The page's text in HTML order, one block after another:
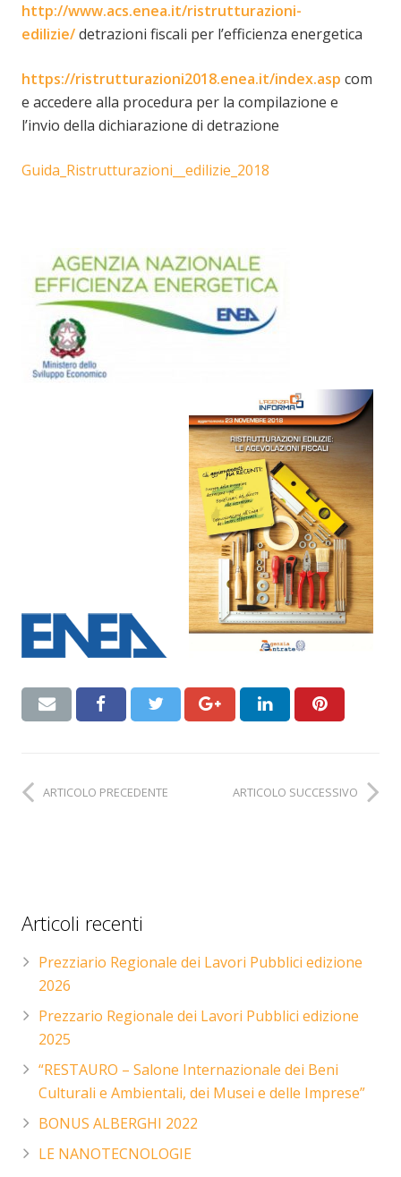
http://www.acs.enea.it/ristrutturazioni-
edilizie/detrazioni fiscali per l’efficienza energetica
https://ristrutturazioni2018.enea.it/index.asp com
e accedere alla procedura per la compilazione e
l’invio della dichiarazione di detrazione
Guida_Ristrutturazioni__edilizie_2018
ARTICOLO PRECEDENTE ARTICOLO SUCCESSIVO
Articoli recenti
Prezziario Regionale dei Lavori Pubblici edizione
2026
Prezzario Regionale dei Lavori Pubblici edizione
2025
“RESTAURO – Salone Internazionale dei Beni
Culturali e Ambientali, dei Musei e delle Imprese”
BONUS ALBERGHI 2022
LE NANOTECNOLOGIE